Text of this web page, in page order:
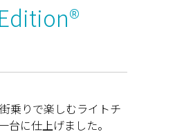
乗りで楽しむライトチ
に仕上げました。